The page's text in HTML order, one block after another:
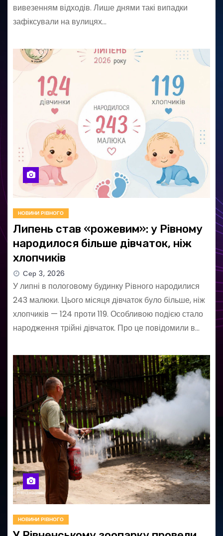
вивезенням відходів. Лише днями такі випадки
зафіксували на вулицях…
НОВИНИ РІВНОГО
Липень став «рожевим»: у Рівному
народилося більше дівчаток, ніж
хлопчиків
Сер 3, 2026
У липні в пологовому будинку Рівного народилися
243 малюки. Цього місяця дівчаток було більше, ніж
хлопчиків — 124 проти 119. Особливою подією стало
народження трійні дівчаток. Про це повідомили в…
НОВИНИ РІВНОГО